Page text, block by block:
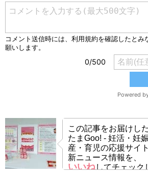
この記事をお届けした
たまGoo! - 妊活・妊
産・育児の応援サイ
新ニュース情報を、
いいねしてチェック